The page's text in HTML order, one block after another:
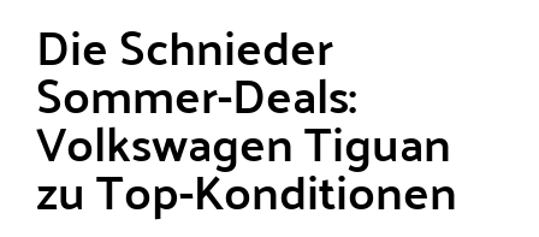
Die Schnieder
Sommer-Deals:
Volkswagen Tiguan
zu Top-Konditionen